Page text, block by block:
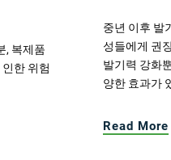
, 복제품
한 위험
중년 이후 발
성들에게 권
발기력 강화
양한 효과가
Read More